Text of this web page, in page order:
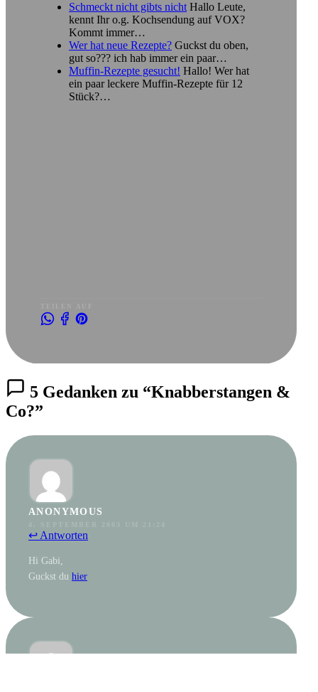
Schmeckt nicht gibts nichtHallo Leute,
kennt Ihr o.g. Kochsendung auf VOX?
Kommt immer…
Wer hat neue Rezepte? Guckst du oben,
gut so??? ich hab immer ein paar…
Muffin-Rezepte gesucht! Hallo! Wer hat
ein paar leckere Muffin-Rezepte für 12
Stück?…
5 Gedanken zu “Knabberstangen &
Co?”
ANONYMOUS
↩ Antworten
Hi Gabi,
Guckst du hier